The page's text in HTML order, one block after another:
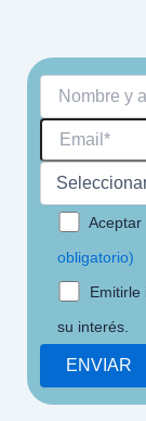
Aceptar
obligatorio)
Emitirle
su interés.